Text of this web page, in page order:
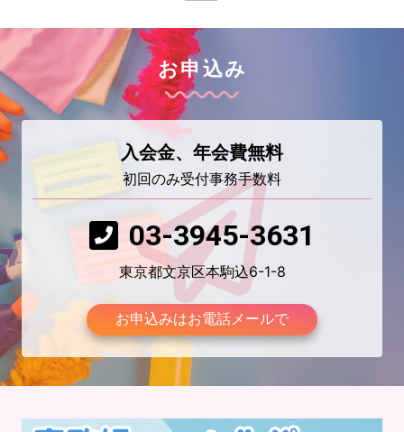
お申込み
入会金、年会費無料
初回のみ受付事務手数料
03-3945-3631
東京都文京区本駒込6-1-8
お申込みはお電話メールで